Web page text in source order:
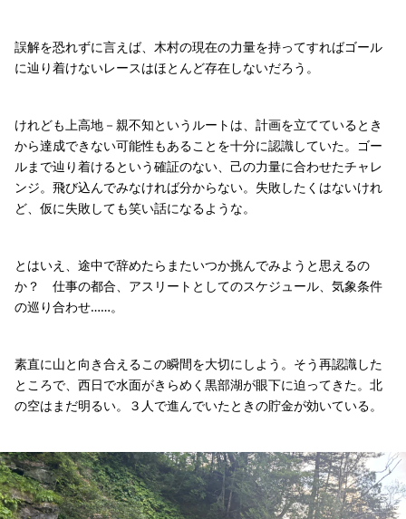
誤解を恐れずに言えば、木村の現在の力量を持ってすればゴール
に辿り着けないレースはほとんど存在しないだろう。
けれども上高地－親不知というルートは、計画を立てているとき
から達成できない可能性もあることを十分に認識していた。ゴー
ルまで辿り着けるという確証のない、己の力量に合わせたチャレ
ンジ。飛び込んでみなければ分からない。失敗したくはないけれ
ど、仮に失敗しても笑い話になるような。
とはいえ、途中で辞めたらまたいつか挑んでみようと思えるの
か？ 仕事の都合、アスリートとしてのスケジュール、気象条件
の巡り合わせ……。
素直に山と向き合えるこの瞬間を大切にしよう。そう再認識した
ところで、西日で水面がきらめく黒部湖が眼下に迫ってきた。北
の空はまだ明るい。３人で進んでいたときの貯金が効いている。